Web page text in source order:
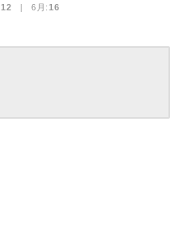
12 | 6月:16